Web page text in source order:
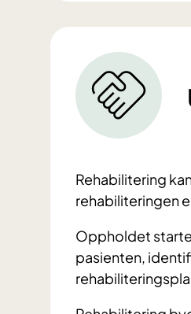
Rehabilitering
rehabiliteringen
Oppholdet
pasienten,